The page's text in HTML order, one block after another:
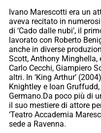
Ivano Marescotti era un
aveva recitato in
di ‘Cado dalle nubi’, il
lavorato con Roberto
anche in diverse
Scott, Anthony
Carlo Cecchi, Giampiero
altri. In ‘King Arthur’
Knightley e Ioan
Germano.Da poco più di
il suo mestiere di attore
‘Teatro Accademia
sede a Ravenna.